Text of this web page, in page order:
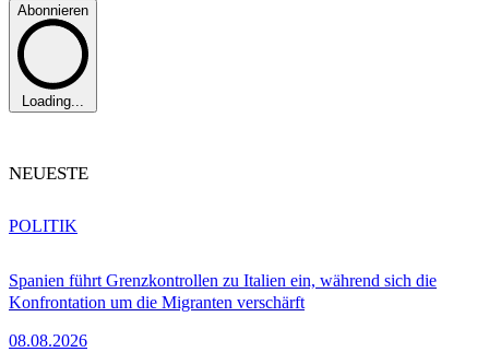
Abonnieren
Loading...
NEUESTE
Spanien führt Grenzkontrollen zu Italien ein, während sich die
Konfrontation um die Migranten verschärft
08.08.2026
POLITIK